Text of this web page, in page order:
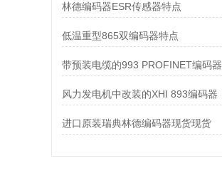
林德编码器ESR传感器特点
低温重型865双编码器特点
带预装电缆的993 PROFINET编码器
风力发电机中改装的XHI 893编码器
进口原装瑞典林德编码器现货现货